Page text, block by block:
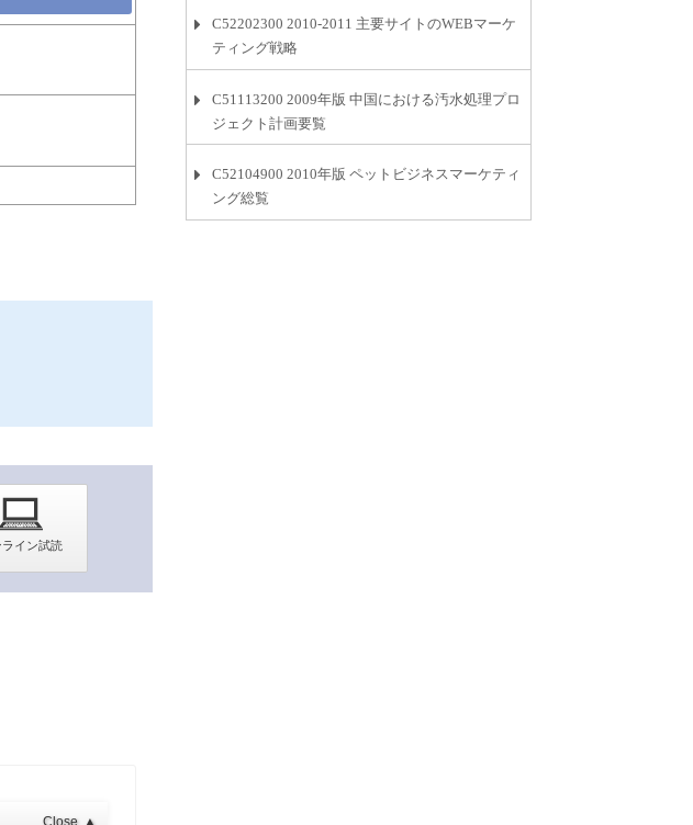
Close ▲
C52202300 2010-2011 主要サイトのWEBマーケ
ティング戦略
C51113200 2009年版 中国における汚水処理プロ
ジェクト計画要覧
C52104900 2010年版 ペットビジネスマーケティ
ング総覧